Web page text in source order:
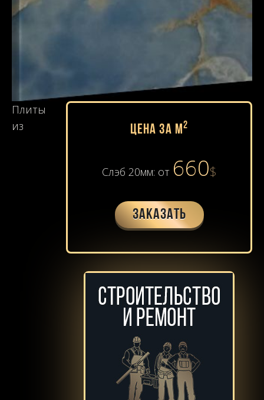
Цена за м2
Слэб 20мм: от 660$
Заказать
Плиты
из